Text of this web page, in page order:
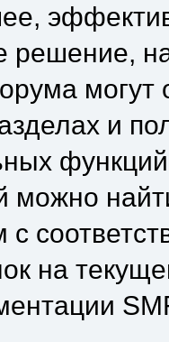
решение,
и
можно
с
на